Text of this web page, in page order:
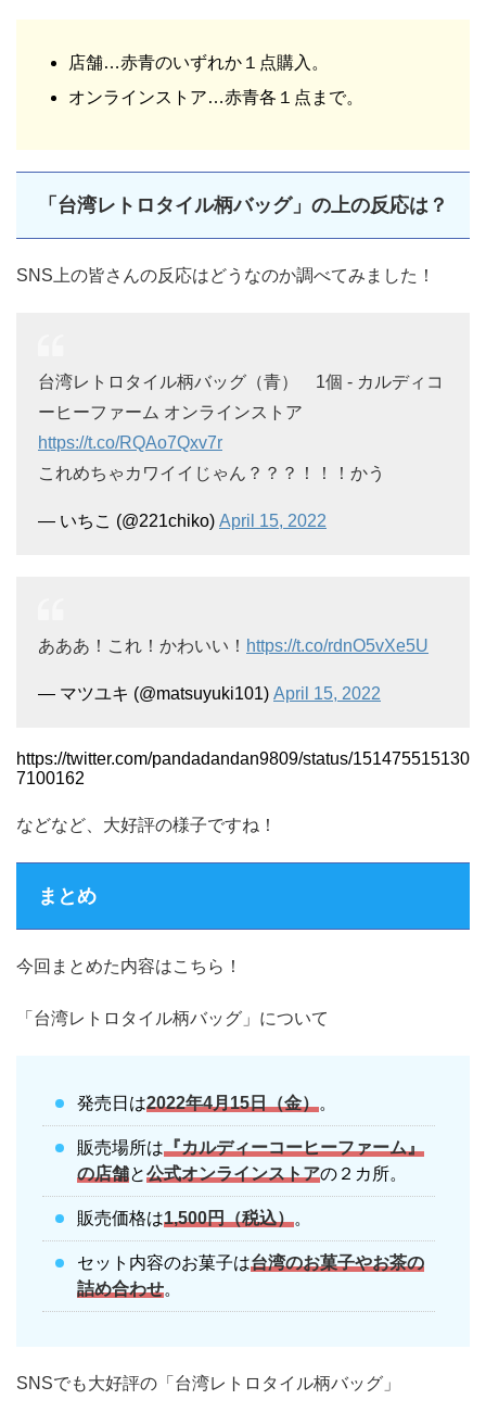
店舗…赤青のいずれか１点購入。
オンラインストア…赤青各１点まで。
「台湾レトロタイル柄バッグ」の上の反応は？
SNS上の皆さんの反応はどうなのか調べてみました！
台湾レトロタイル柄バッグ（青） 1個 - カルディコ
ーヒーファーム オンラインストア
https://t.co/RQAo7Qxv7r
これめちゃカワイイじゃん？？？！！！かう
— いちこ (@221chiko) April 15, 2022
あああ！これ！かわいい！ https://t.co/rdnO5vXe5U
— マツユキ (@matsuyuki101) April 15, 2022
https://twitter.com/pandadandan9809/status/151475515130
7100162
などなど、大好評の様子ですね！
まとめ
今回まとめた内容はこちら！
「台湾レトロタイル柄バッグ」について
発売日は2022年4月15日（金）。
販売場所は『カルディーコーヒーファーム』
の店舗と公式オンラインストアの２カ所。
販売価格は1,500円（税込）。
セット内容のお菓子は台湾のお菓子やお茶の
詰め合わせ。
SNSでも大好評の「台湾レトロタイル柄バッグ」